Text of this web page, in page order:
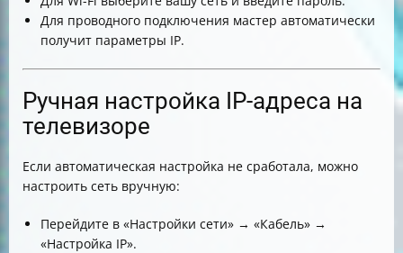
Для проводного подключения мастер автоматически
получит параметры IP.
Ручная настройка IP-адреса на
телевизоре
Если автоматическая настройка не сработала, можно
настроить сеть вручную:
Перейдите в «Настройки сети» → «Кабель» →
«Настройка IP».